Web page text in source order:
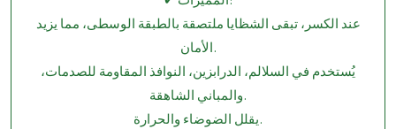
عند الكسر، تبقى الشظايا ملتصقة بالطبقة الوسطى، مما يزيد
الأمان.
يُستخدم في السلالم، الدرابزين، النوافذ المقاومة للصدمات،
والمباني الشاهقة.
يقلل الضوضاء والحرارة.